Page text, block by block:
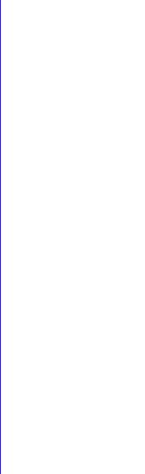
Pikachu
Den er ideel for
kampe. Den er let at
med erfaring. Den
trænere og inspirerer
er derfor både en
Den er mere end
energi, charme
sig en fast plads som
gør den til et